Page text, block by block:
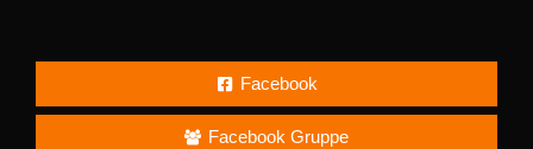
Facebook
Facebook Gruppe